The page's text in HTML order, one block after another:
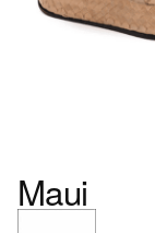
Maui